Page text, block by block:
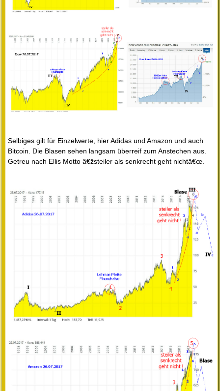
Selbiges gilt für Einzelwerte, hier Adidas und Amazon und auch
Bitcoin. Die Blasen sehen langsam überreif zum Anstechen aus.
Getreu nach Ellis Motto â€žsteiler als senkrecht geht nichtâ€œ.